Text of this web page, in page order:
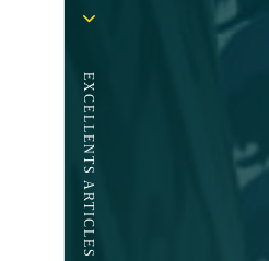
EXCELLENTS ARTICLES